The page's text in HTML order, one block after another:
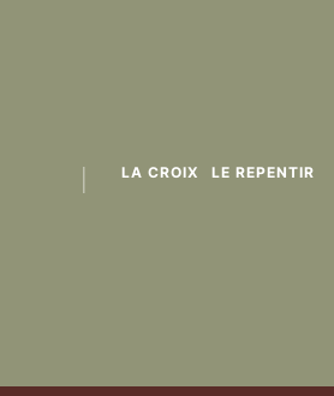
LA CROIX LE REPENTIR